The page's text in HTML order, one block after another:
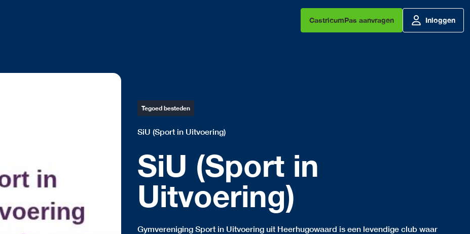
CastricumPas aanvragen Inloggen
Tegoed besteden
SiU (Sport in Uitvoering)
SiU (Sport in
Uitvoering)
Gymvereniging Sport in Uitvoering uit Heerhugowaard is een levendige club waar